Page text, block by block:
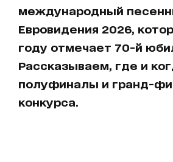
международный
Евровидения 2026,
году отмечает 70-й
Рассказываем, где и
полуфиналы и гранд-
конкурса.